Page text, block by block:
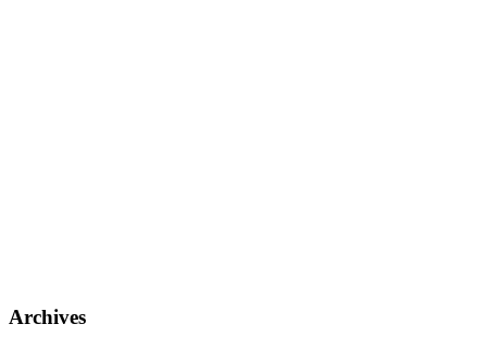
Archives